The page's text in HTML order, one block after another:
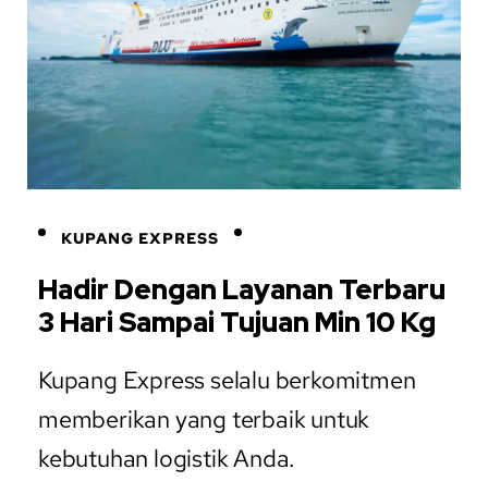
KUPANG EXPRESS
Hadir Dengan Layanan Terbaru
3 Hari Sampai Tujuan Min 10 Kg
Kupang Express selalu berkomitmen
memberikan yang terbaik untuk
kebutuhan logistik Anda.